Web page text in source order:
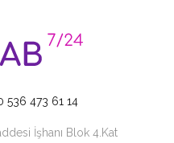
536 473 61 14
İşhanı Blok 4.Kat